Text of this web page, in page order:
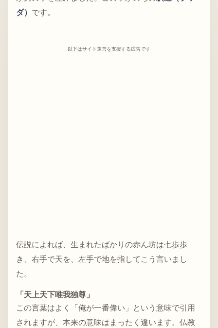
ダ） です。
以下はサイト運営を支援する広告です
伝説によれば、生まれたばかりの赤ん坊は七歩歩
き、右手で天を、左手で地を指してこう言いまし
た。
「天上天下唯我独尊」
この言葉はよく「俺が一番偉い」という意味で引用
されますが、本来の意味はまったく違います。仏教